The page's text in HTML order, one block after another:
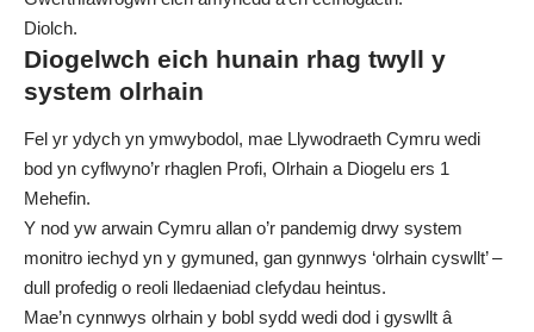
Diolch.
Diogelwch eich hunain rhag twyll y
system olrhain
Fel yr ydych yn ymwybodol, mae Llywodraeth Cymru wedi
bod yn cyflwyno’r rhaglen Profi, Olrhain a Diogelu ers 1
Mehefin.
Y nod yw arwain Cymru allan o’r pandemig drwy system
monitro iechyd yn y gymuned, gan gynnwys ‘olrhain cyswllt’ –
dull profedig o reoli lledaeniad clefydau heintus.
Mae’n cynnwys olrhain y bobl sydd wedi dod i gyswllt â